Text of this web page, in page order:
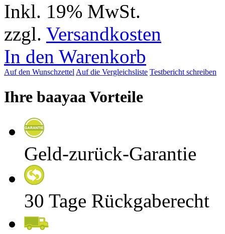
Inkl. 19% MwSt.
zzgl. Versandkosten
In den Warenkorb
Auf den Wunschzettel Auf die Vergleichsliste Testbericht schreiben
Ihre baayaa Vorteile
Geld-zurück-Garantie
30 Tage Rückgaberecht